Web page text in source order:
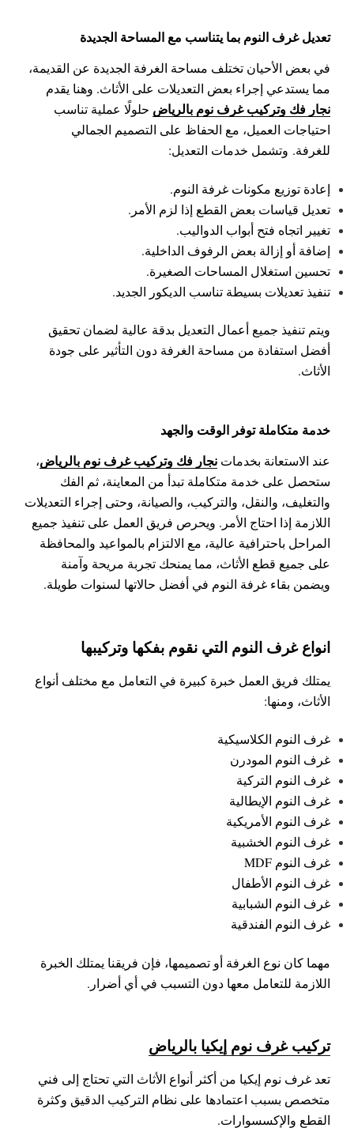
تعديل غرف النوم بما يتناسب مع المساحة الجديدة
في بعض الأحيان تختلف مساحة الغرفة الجديدة عن القديمة،
مما يستدعي إجراء بعض التعديلات على الأثاث. وهنا يقدم
نجار فك وتركيب غرف نوم بالرياض حلولًا عملية تناسب
احتياجات العميل، مع الحفاظ على التصميم الجمالي
للغرفة. وتشمل خدمات التعديل:
إعادة توزيع مكونات غرفة النوم.
تعديل قياسات بعض القطع إذا لزم الأمر.
تغيير اتجاه فتح أبواب الدواليب.
إضافة أو إزالة بعض الرفوف الداخلية.
تحسين استغلال المساحات الصغيرة.
تنفيذ تعديلات بسيطة تناسب الديكور الجديد.
ويتم تنفيذ جميع أعمال التعديل بدقة عالية لضمان تحقيق
أفضل استفادة من مساحة الغرفة دون التأثير على جودة
الأثاث.
خدمة متكاملة توفر الوقت والجهد
عند الاستعانة بخدمات نجار فك وتركيب غرف نوم بالرياض،
ستحصل على خدمة متكاملة تبدأ من المعاينة، ثم الفك
والتغليف، والنقل، والتركيب، والصيانة، وحتى إجراء التعديلات
اللازمة إذا احتاج الأمر. ويحرص فريق العمل على تنفيذ جميع
المراحل باحترافية عالية، مع الالتزام بالمواعيد والمحافظة
على جميع قطع الأثاث، مما يمنحك تجربة مريحة وآمنة
ويضمن بقاء غرفة النوم في أفضل حالاتها لسنوات طويلة.
انواع غرف النوم التي نقوم بفكها وتركيبها
يمتلك فريق العمل خبرة كبيرة في التعامل مع مختلف أنواع
الأثاث، ومنها:
غرف النوم الكلاسيكية
غرف النوم المودرن
غرف النوم التركية
غرف النوم الإيطالية
غرف النوم الأمريكية
غرف النوم الخشبية
غرف النوم MDF
غرف النوم الأطفال
غرف النوم الشبابية
غرف النوم الفندقية
مهما كان نوع الغرفة أو تصميمها، فإن فريقنا يمتلك الخبرة
اللازمة للتعامل معها دون التسبب في أي أضرار.
تركيب غرف نوم إيكيا بالرياض
تعد غرف نوم إيكيا من أكثر أنواع الأثاث التي تحتاج إلى فني
متخصص بسبب اعتمادها على نظام التركيب الدقيق وكثرة
القطع والإكسسوارات.